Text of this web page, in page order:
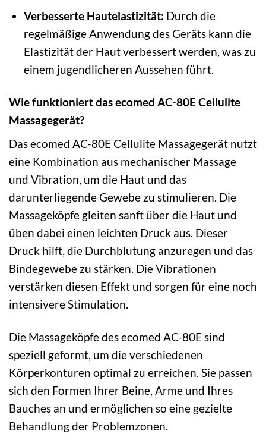
Verbesserte Hautelastizität: Durch die
regelmäßige Anwendung des Geräts kann die
Elastizität der Haut verbessert werden, was zu
einem jugendlicheren Aussehen führt.
Wie funktioniert das ecomed AC-80E Cellulite
Massagegerät?
Das ecomed AC-80E Cellulite Massagegerät nutzt
eine Kombination aus mechanischer Massage
und Vibration, um die Haut und das
darunterliegende Gewebe zu stimulieren. Die
Massageköpfe gleiten sanft über die Haut und
üben dabei einen leichten Druck aus. Dieser
Druck hilft, die Durchblutung anzuregen und das
Bindegewebe zu stärken. Die Vibrationen
verstärken diesen Effekt und sorgen für eine noch
intensivere Stimulation.
Die Massageköpfe des ecomed AC-80E sind
speziell geformt, um die verschiedenen
Körperkonturen optimal zu erreichen. Sie passen
sich den Formen Ihrer Beine, Arme und Ihres
Bauches an und ermöglichen so eine gezielte
Behandlung der Problemzonen.